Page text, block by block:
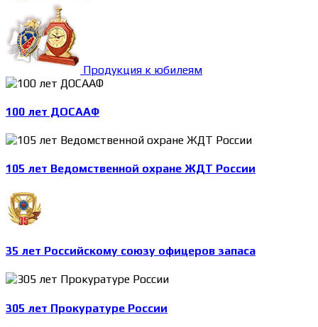
Продукция к юбилеям
100 лет ДОСААФ
105 лет Ведомственной охране ЖДТ России
35 лет Российскому союзу офицеров запаса
305 лет Прокуратуре России